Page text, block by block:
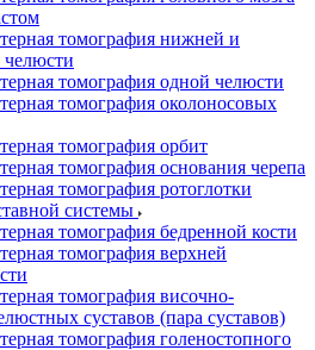
томография нижней и
челюсти
томография одной челюсти
томография околоносовых
томография орбит
томография основания черепа
томография ротоглотки
системы
томография бедренной кости
томография верхней
томография височно-
суставов (пара суставов)
томография голеностопного